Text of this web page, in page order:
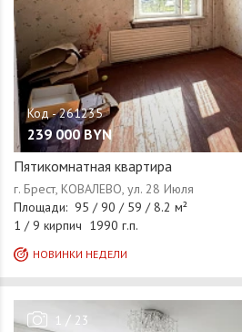
239 000 BYN
Пятикомнатная квартира
1 / 23